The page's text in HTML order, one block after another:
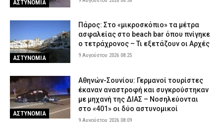
ΑΣΤΥΝΟΜΙΑ
ΑΣΤΥΝΟΜΙΑ
Πάρος: Στο «μικροσκόπιο» τα μέτρα
ασφαλείας στο beach bar όπου πνίγηκε
ο τετράχρονος – Τι εξετάζουν οι Αρχές
9 Αυγούστου 2026 08:25
ΑΣΤΥΝΟΜΙΑ
Αθηνών-Σουνίου: Γερμανοί τουρίστες
έκαναν αναστροφή και συγκρούστηκαν
με μηχανή της ΔΙΑΣ – Νοσηλεύονται
στο «401» οι δύο αστυνομικοί
9 Αυγούστου 2026 08:09